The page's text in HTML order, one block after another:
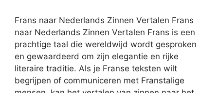
Frans naar Nederlands Zinnen Vertalen Frans
naar Nederlands Zinnen Vertalen Frans is een
prachtige taal die wereldwijd wordt gesproken
en gewaardeerd om zijn elegantie en rijke
literaire traditie. Als je Franse teksten wilt
begrijpen of communiceren met Franstalige